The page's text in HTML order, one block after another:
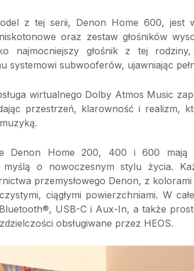
z tej serii, Denon Home 600, jest
oraz zestaw głośników
najmocniejszy głośnik z tej
systemowi subwooferów, ujawniając
wirtualnego Dolby Atmos Music
przestrzeń, klarowność i realizm,
Denon Home 200, 400 i 600 mają
o nowoczesnym stylu życia.
przemysłowego Denon, z
ciągłymi powierzchniami. W
USB-C i Aux-In, a także
obsługiwane przez HEOS.